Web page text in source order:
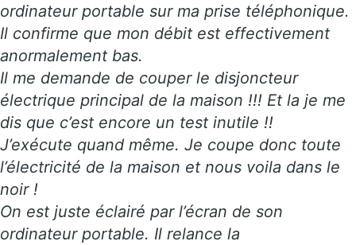
ordinateur portable sur ma prise téléphonique.
Il confirme que mon débit est effectivement
anormalement bas.
Il me demande de couper le disjoncteur
électrique principal de la maison !!! Et la je me
dis que c’est encore un test inutile !!
J’exécute quand même. Je coupe donc toute
l’électricité de la maison et nous voila dans le
noir !
On est juste éclairé par l’écran de son
ordinateur portable. Il relance la